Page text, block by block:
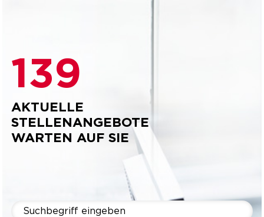
139
AKTUELLE
STELLENANGEBOTE
WARTEN AUF SIE